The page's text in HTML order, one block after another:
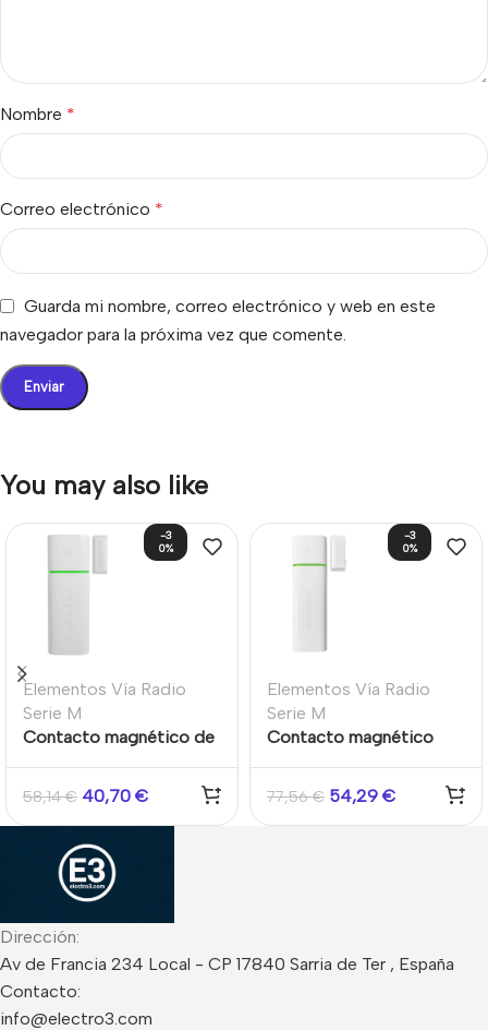
Nombre *
Correo electrónico *
Guarda mi nombre, correo electrónico y web en este
navegador para la próxima vez que comente.
You may also like
-3
0%
Elementos Vía Radio
Serie M
Contacto magnético de
58,14€ 40,70 €
-3
0%
Elementos Vía Radio
Serie M
Contacto magnético
inalámbrico bidireccional
de dos zonas para
77,56€ 54,29 €
Dirección:
Av de Francia 234 Local - CP 17840 Sarria de Ter , España
Contacto:
info@electro3.com